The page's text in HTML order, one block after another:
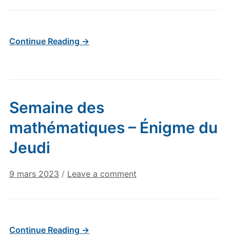
Continue Reading →
Semaine des
mathématiques – Énigme du
Jeudi
9 mars 2023 / Leave a comment
Continue Reading →